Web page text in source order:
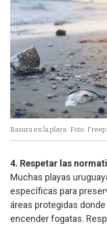
Basura en la playa. Foto:
4. Respetar las
Muchas playas
específicas para
áreas protegidas
encender fogatas.